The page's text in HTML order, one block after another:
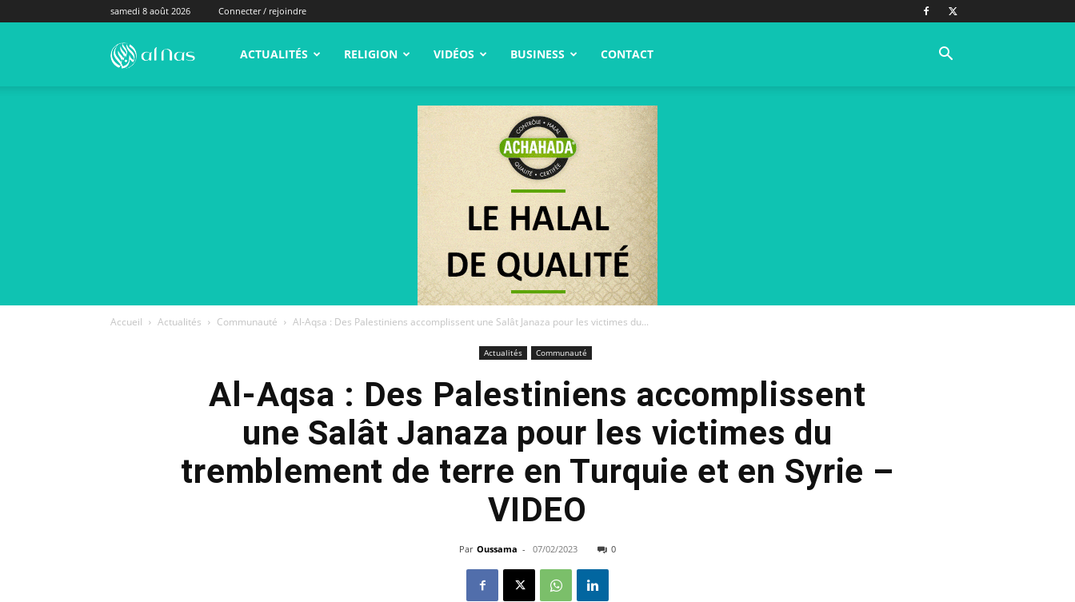
samedi 8 août 2026 Connecter / rejoindre
alNas.fr ACTUALITÉS RELIGION VIDÉOS BUSINESS CONTACT
Accueil Actualités Communauté Al-Aqsa : Des Palestiniens accomplissent une Salât Janaza pour les victimes du...
Actualités Communauté
Al-Aqsa : Des Palestiniens accomplissent
une Salât Janaza pour les victimes du
tremblement de terre en Turquie et en Syrie –
VIDEO
Par Oussama - 07/02/2023 0